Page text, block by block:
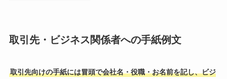
取引先・ビジネス関係者への手紙例文
取引先向けの手紙には冒頭で会社名・役職・お名前を記し、ビジ